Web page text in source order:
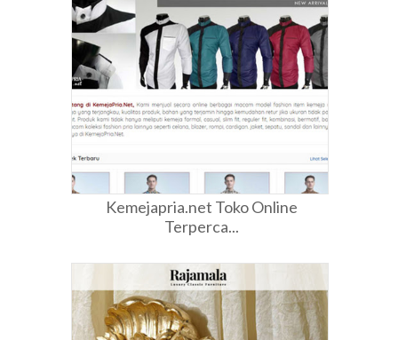
Kemejapria.net Toko Online
Terperca...